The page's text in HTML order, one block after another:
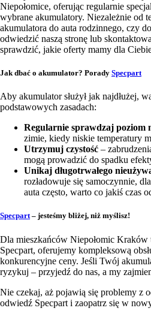
Niepołomice, oferując regularnie
wybrane akumulatory. Niezależnie od
akumulatora do auta rodzinnego, czy
odwiedzić naszą stronę lub
sprawdzić, jakie oferty mamy dla
Jak dbać o akumulator? Porady Specpart
Aby akumulator służył jak najdłużej,
podstawowych zasadach:
Regularnie sprawdzaj poziom
zimie, kiedy niskie temperatury
Utrzymuj czystość –
mogą prowadzić do spadku
Unikaj długotrwałego
rozładowuje się samoczynnie,
auta często, warto co jakiś czas
Specpart– jesteśmy bliżej, niż myślisz!
Dla mieszkańców Niepołomic
Specpart, oferujemy kompleksową
konkurencyjne ceny. Jeśli Twój
ryzykuj – przyjedź do nas, a my
Nie czekaj, aż pojawią się problemy z
odwiedź Specpart i zaopatrz się w